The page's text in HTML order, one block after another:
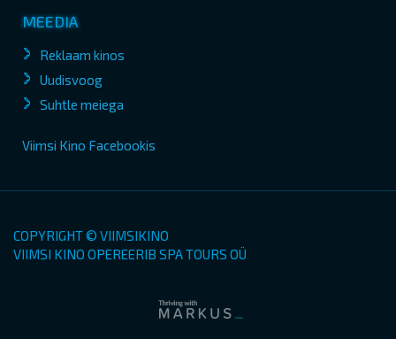
MEEDIA
Reklaam kinos
Uudisvoog
Suhtle meiega
Viimsi Kino Facebookis
COPYRIGHT © VIIMSIKINO
VIIMSI KINO OPEREERIB SPA TOURS OÜ